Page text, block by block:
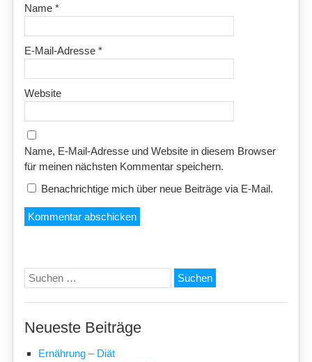
Name*
E-Mail-Adresse*
Website
Name, E-Mail-Adresse und Website in diesem Browser
für meinen nächsten Kommentar speichern.
Benachrichtige mich über neue Beiträge via E-Mail.
Suchen
nach:
Neueste Beiträge
Ernährung – Diät